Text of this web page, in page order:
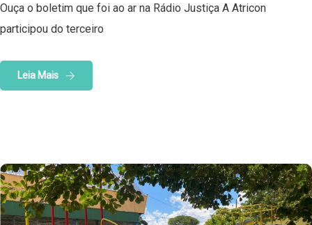
Ouça o boletim que foi ao ar na Rádio Justiça A Atricon
participou do terceiro
Leia Mais